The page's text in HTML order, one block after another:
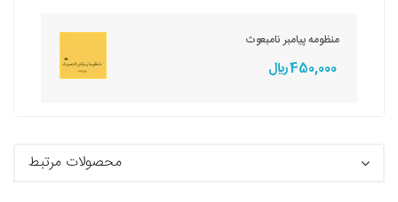
منظومه پیامبر نامبعوث
450,000 ريال
محصولات مرتبط